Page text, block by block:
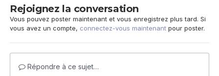
Rejoignez la conversation
Vous pouvez poster maintenant et vous enregistrez plus tard. Si
vous avez un compte, connectez-vous maintenant pour poster.
Répondre à ce sujet…